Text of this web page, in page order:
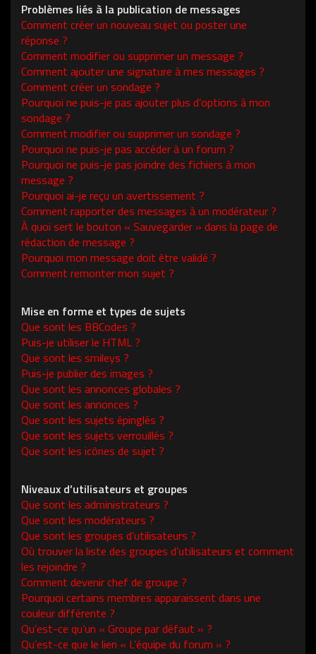
Problèmes liés à la publication de messages
Comment créer un nouveau sujet ou poster une
réponse ?
Comment modifier ou supprimer un message ?
Comment ajouter une signature à mes messages ?
Comment créer un sondage ?
Pourquoi ne puis-je pas ajouter plus d’options à mon
sondage ?
Comment modifier ou supprimer un sondage ?
Pourquoi ne puis-je pas accéder à un forum ?
Pourquoi ne puis-je pas joindre des fichiers à mon
message ?
Pourquoi ai-je reçu un avertissement ?
Comment rapporter des messages à un modérateur ?
À quoi sert le bouton « Sauvegarder » dans la page de
rédaction de message ?
Pourquoi mon message doit être validé ?
Comment remonter mon sujet ?
Mise en forme et types de sujets
Que sont les BBCodes ?
Puis-je utiliser le HTML ?
Que sont les smileys ?
Puis-je publier des images ?
Que sont les annonces globales ?
Que sont les annonces ?
Que sont les sujets épinglés ?
Que sont les sujets verrouillés ?
Que sont les icônes de sujet ?
Niveaux d’utilisateurs et groupes
Que sont les administrateurs ?
Que sont les modérateurs ?
Que sont les groupes d’utilisateurs ?
Où trouver la liste des groupes d’utilisateurs et comment
les rejoindre ?
Comment devenir chef de groupe ?
Pourquoi certains membres apparaissent dans une
couleur différente ?
Qu’est-ce qu’un « Groupe par défaut » ?
Qu’est-ce que le lien « L’équipe du forum » ?